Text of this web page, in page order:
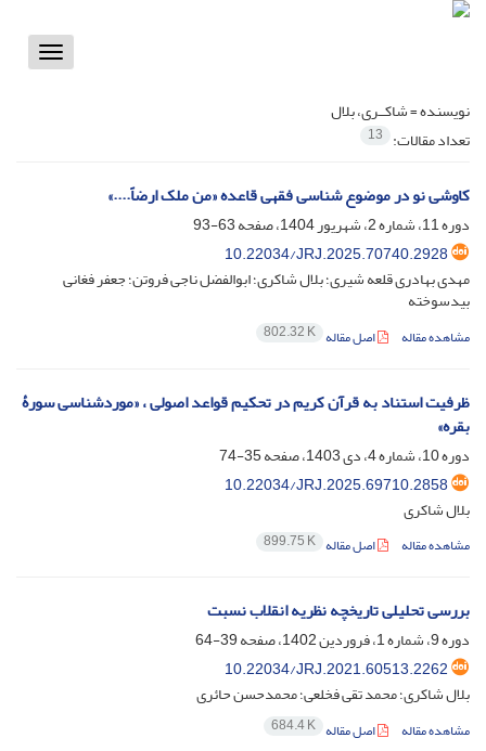
Toggle
نویسنده =شاکــری، بلال
تعداد مقالات: 13
کاوشی نو در موضوع شناسی فقهی قاعده «من ملک ارضاً....»
دوره 11، شماره 2، شهریور 1404، صفحه
63-93
10.22034/JRJ.2025.70740.2928
مهدی بهادری قلعه شیری؛ بلال شاکری؛ ابوالفضل ناجی فروتن؛ جعفر فغانی
بیدسوخته
مشاهده مقاله اصل مقاله 802.32 K
ظرفیت استناد به قرآن کریم در تحکیم قواعد اصولی ، «موردشناسی سورۀ
بقره»
دوره 10، شماره 4، دی 1403، صفحه
35-74
10.22034/JRJ.2025.69710.2858
بلال شاکری
مشاهده مقاله اصل مقاله 899.75 K
بررسی تحلیلی تاریخچه نظریه انقلاب نسبت
دوره 9، شماره 1، فروردین 1402، صفحه
39-64
10.22034/JRJ.2021.60513.2262
بلال شاکری؛ محمد تقی فخلعی؛ محمدحسن حائری
مشاهده مقاله اصل مقاله 684.4 K